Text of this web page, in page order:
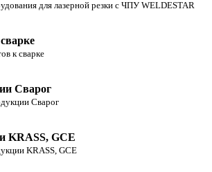
для лазерной резки с ЧПУ WELDESTAR
к сварке
Сварог
Сварог
KRASS, GCE
KRASS, GCE